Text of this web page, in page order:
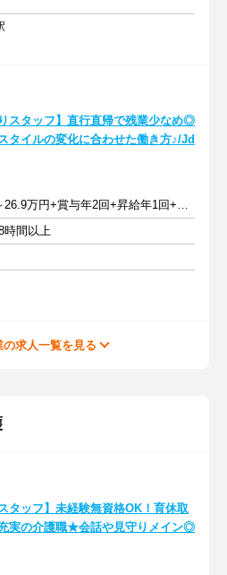
りスタッフ】直行直帰で残業少なめ◎
タイルの変化に合わせた働き方♪/Jd
月給25.9～26.9万円+賞与年2回+昇給年1回+交通費全額
時間以上
の求人一覧を見る
スタッフ】未経験無資格OK！育休取
実の介護職★会話や見守りメイン◎